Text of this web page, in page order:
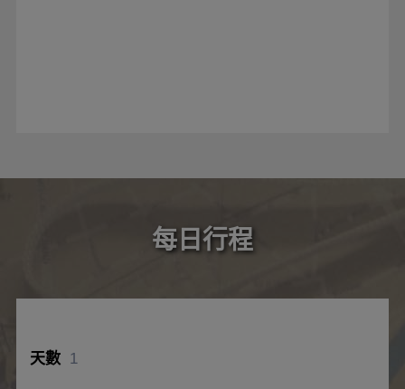
每日行程
1